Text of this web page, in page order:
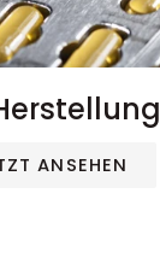
ANSEHEN